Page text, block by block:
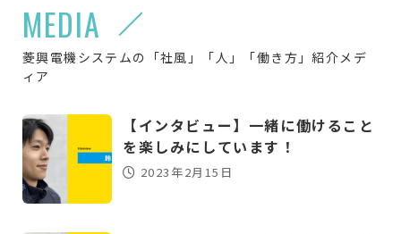
MEDIA
菱興電機システムの「社風」「人」「働き方」紹介メデ
ィア
【インタビュー】一緒に働けること
を楽しみにしています！
2023年2月15日